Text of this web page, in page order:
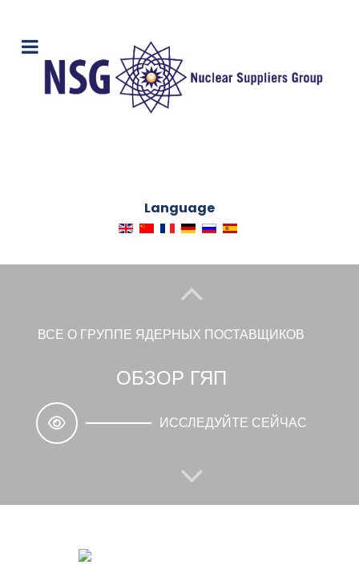
Language
ВСЕ О ГРУППЕ ЯДЕРНЫХ ПОСТАВЩИКОВ
ОБЗОР ГЯП
ИССЛЕДУЙТЕ СЕЙЧАС
РУКОВОДЯЩИЕ ПРИНЦИПЫ INFCIRC/254, ЧАСТИ